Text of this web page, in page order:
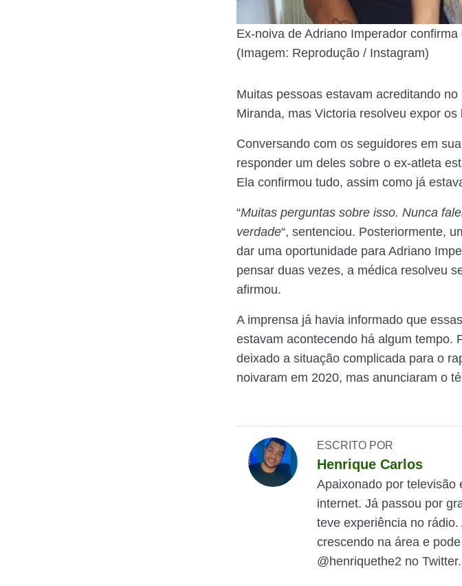
Ex-noiva de Adriano Imperador
(Imagem: Reprodução / Instagram)
Muitas pessoas estavam acreditando
Miranda, mas Victoria resolveu expor
Conversando com os seguidores em
responder um deles sobre o ex-atleta
Ela confirmou tudo, assim como já
“Muitas perguntas sobre isso. Nunca
verdade“, sentenciou. Posteriormente,
dar uma oportunidade para Adriano
pensar duas vezes, a médica resolveu
afirmou.
A imprensa já havia informado que
estavam acontecendo há algum tempo.
deixado a situação complicada para o
noivaram em 2020, mas anunciaram o
ESCRITO POR
Henrique Carlos
Apaixonado por televisão
internet. Já passou por
teve experiência no
crescendo na área e
@henriquethe2 no Twitter.